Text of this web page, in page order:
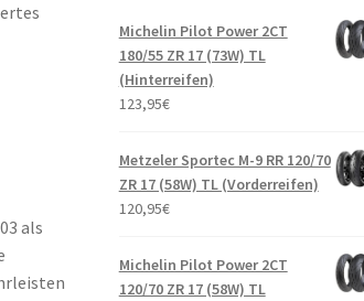
als
Michelin Pilot Power 2CT
180/55 ZR 17 (73W) TL
(Hinterreifen)
123,95€
Metzeler Sportec M-9 RR 120/70
ZR 17 (58W) TL (Vorderreifen)
120,95€
Michelin Pilot Power 2CT
120/70 ZR 17 (58W) TL